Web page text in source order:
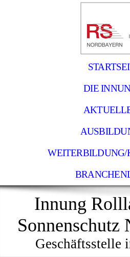
DIE
WEITERBILDUNG/
Innung
Sonnenschutz
Geschäftsstelle